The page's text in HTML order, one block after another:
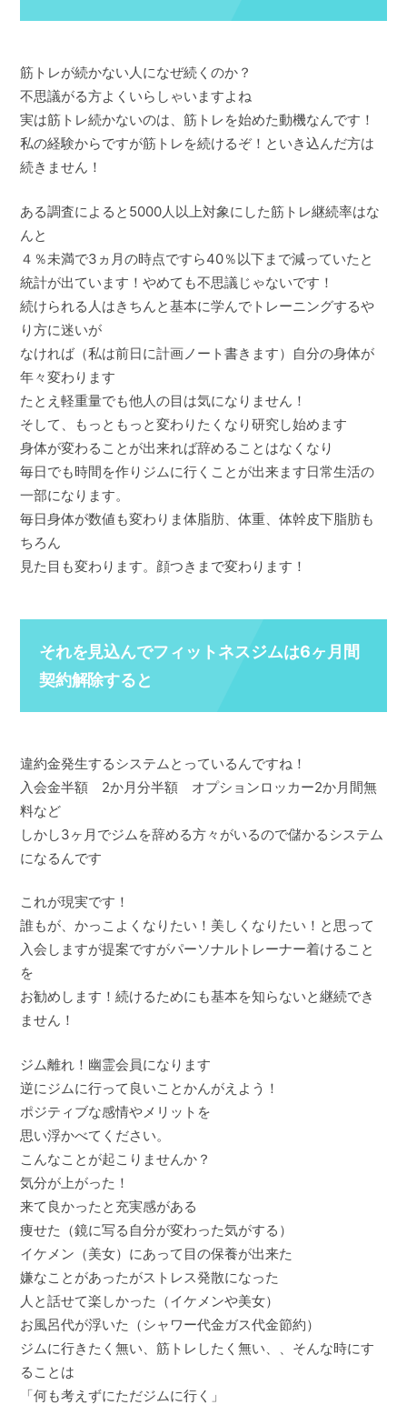
筋トレが続かない人になぜ続くのか？
不思議がる方よくいらしゃいますよね
実は筋トレ続かないのは、筋トレを始めた動機なんです！
私の経験からですが筋トレを続けるぞ！といき込んだ方は
続きません！
ある調査によると5000人以上対象にした筋トレ継続率はな
んと
４％未満で3ヵ月の時点ですら40％以下まで減っていたと
統計が出ています！やめても不思議じゃないです！
続けられる人はきちんと基本に学んでトレーニングするや
り方に迷いが
なければ（私は前日に計画ノート書きます）自分の身体が
年々変わります
たとえ軽重量でも他人の目は気になりません！
そして、もっともっと変わりたくなり研究し始めます
身体が変わることが出来れば辞めることはなくなり
毎日でも時間を作りジムに行くことが出来ます日常生活の
一部になります。
毎日身体が数値も変わりま体脂肪、体重、体幹皮下脂肪も
ちろん
見た目も変わります。顔つきまで変わります！
それを見込んでフィットネスジムは6ヶ月間
契約解除すると
違約金発生するシステムとっているんですね！
入会金半額 2か月分半額 オプションロッカー2か月間無
料など
しかし3ヶ月でジムを辞める方々がいるので儲かるシステム
になるんです
これが現実です！
誰もが、かっこよくなりたい！美しくなりたい！と思って
入会しますが提案ですがパーソナルトレーナー着けること
を
お勧めします！続けるためにも基本を知らないと継続でき
ません！
ジム離れ！幽霊会員になります
逆にジムに行って良いことかんがえよう！
ポジティブな感情やメリットを
思い浮かべてください。
こんなことが起こりませんか？
気分が上がった！
来て良かったと充実感がある
痩せた（鏡に写る自分が変わった気がする）
イケメン（美女）にあって目の保養が出来た
嫌なことがあったがストレス発散になった
人と話せて楽しかった（イケメンや美女）
お風呂代が浮いた（シャワー代金ガス代金節約）
ジムに行きたく無い、筋トレしたく無い、、そんな時にす
ることは
「何も考えずにただジムに行く」